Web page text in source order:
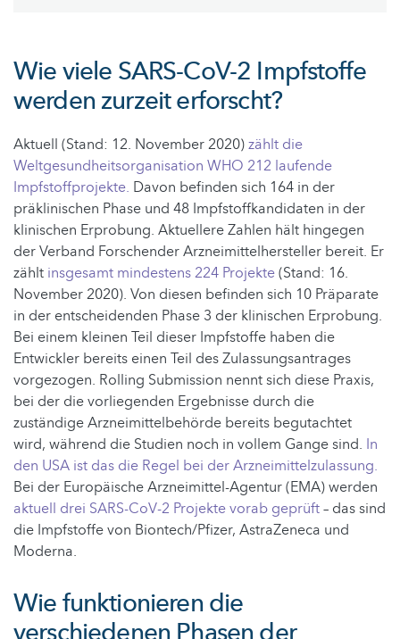
Wie viele SARS-CoV-2 Impfstoffe
werden zurzeit erforscht?
Aktuell (Stand: 12. November 2020)zählt die
Weltgesundheitsorganisation WHO 212 laufende
Impfstoffprojekte. Davon befinden sich 164 in der
präklinischen Phase und 48 Impfstoffkandidaten in der
klinischen Erprobung. Aktuellere Zahlen hält hingegen
der Verband Forschender Arzneimittelhersteller bereit. Er
zählt insgesamt mindestens 224 Projekte(Stand: 16.
November 2020). Von diesen befinden sich 10 Präparate
in der entscheidenden Phase 3 der klinischen Erprobung.
Bei einem kleinen Teil dieser Impfstoffe haben die
Entwickler bereits einen Teil des Zulassungsantrages
vorgezogen. Rolling Submission nennt sich diese Praxis,
bei der die vorliegenden Ergebnisse durch die
zuständige Arzneimittelbehörde bereits begutachtet
wird, während die Studien noch in vollem Gange sind. In
den USA ist das die Regel bei der Arzneimittelzulassung.
Bei der Europäische Arzneimittel-Agentur (EMA) werden
aktuell drei SARS-CoV-2 Projekte vorab geprüft– das sind
die Impfstoffe von Biontech/Pfizer, AstraZeneca und
Moderna.
Wie funktionieren die